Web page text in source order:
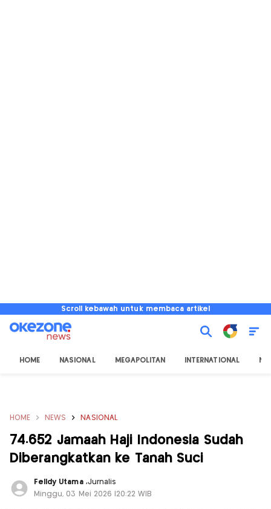
Scroll kebawah untuk membaca artikel
HOME NASIONAL MEGAPOLITAN INTERNATIONAL
HOME NEWS NASIONAL
74.652 Jamaah Haji Indonesia Sudah
Diberangkatkan ke Tanah Suci
Felldy Utama ,Jurnalis
Minggu, 03 Mei 2026 |20:22 WIB